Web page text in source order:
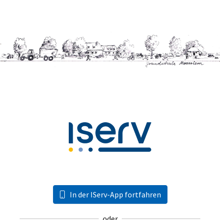
In der IServ-App fortfahren